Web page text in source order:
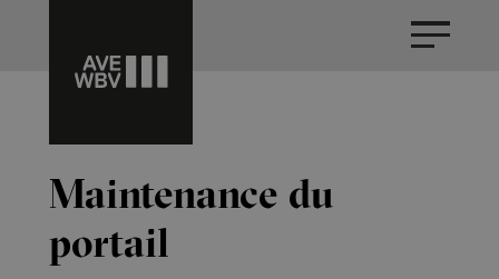
Maintenance du
portail